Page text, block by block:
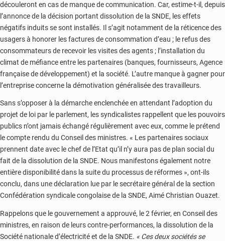
découleront en cas de manque de communication. Car, estime-t-il, depuis
l’annonce de la décision portant dissolution de la SNDE, les effets
négatifs induits se sont installés. Il s’agit notamment de la réticence des
usagers à honorer les factures de consommation d’eau ; le refus des
consommateurs de recevoir les visites des agents ; l’installation du
climat de méfiance entre les partenaires (banques, fournisseurs, Agence
française de développement) et la société. L’autre manque à gagner pour
l’entreprise concerne la démotivation généralisée des travailleurs.
Sans s’opposer à la démarche enclenchée en attendant l’adoption du
projet de loi par le parlement, les syndicalistes rappellent que les pouvoirs
publics n’ont jamais échangé régulièrement avec eux, comme le prétend
le compte rendu du Conseil des ministres. « Les partenaires sociaux
prennent date avec le chef de l’Etat qu’il n’y aura pas de plan social du
fait de la dissolution de la SNDE. Nous manifestons également notre
entière disponibilité dans la suite du processus de réformes », ont-ils
conclu, dans une déclaration lue par le secrétaire général de la section
Confédération syndicale congolaise de la SNDE, Aimé Christian Ouazet.
Rappelons que le gouvernement a approuvé, le 2 février, en Conseil des
ministres, en raison de leurs contre-performances, la dissolution de la
Société nationale d’électricité et de la SNDE. « Ces deux sociétés se